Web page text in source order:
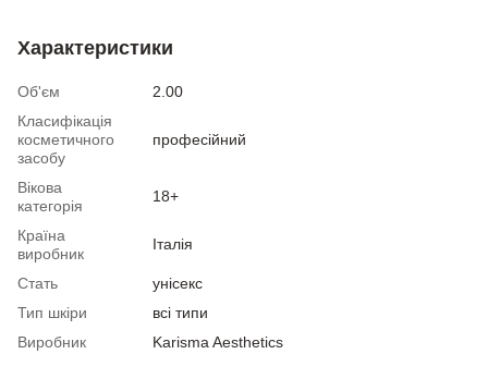
Характеристики
Об'єм
2.00
Класифікація
косметичного
засобу
професійний
Вікова
категорія
18+
Країна
виробник
Італія
Стать
унісекс
Тип шкіри
всі типи
Виробник
Karisma Aesthetics